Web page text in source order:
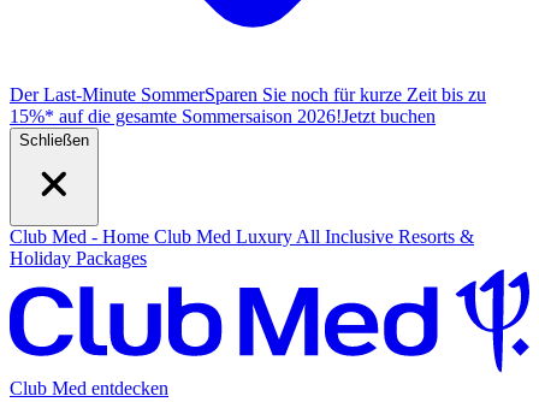
Der Last-Minute SommerSparen Sie noch für kurze Zeit bis zu
15%* auf die gesamte Sommersaison 2026!Jetzt buchen
Schließen
Club Med - Home Club Med Luxury All Inclusive Resorts &
Holiday Packages
Club Med entdecken